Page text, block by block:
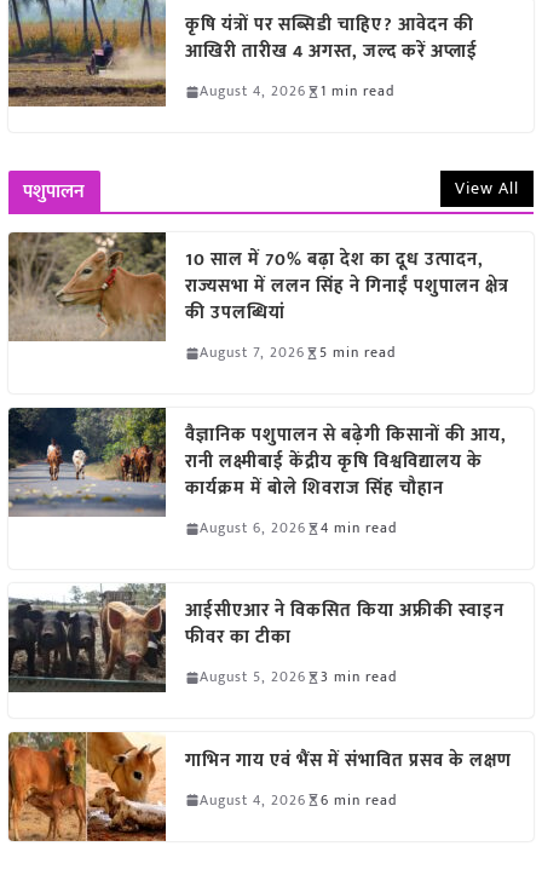
कृषि यंत्रों पर सब्सिडी चाहिए? आवेदन की
आखिरी तारीख 4 अगस्त, जल्द करें अप्लाई
August 4, 2026 1 min read
पशुपालन View All
10 साल में 70% बढ़ा देश का दूध उत्पादन,
राज्यसभा में ललन सिंह ने गिनाईं पशुपालन क्षेत्र
की उपलब्धियां
August 7, 2026 5 min read
वैज्ञानिक पशुपालन से बढ़ेगी किसानों की आय,
रानी लक्ष्मीबाई केंद्रीय कृषि विश्वविद्यालय के
कार्यक्रम में बोले शिवराज सिंह चौहान
August 6, 2026 4 min read
आईसीएआर ने विकसित किया अफ्रीकी स्वाइन
फीवर का टीका
August 5, 2026 3 min read
गाभिन गाय एवं भैंस में संभावित प्रसव के लक्षण
August 4, 2026 6 min read